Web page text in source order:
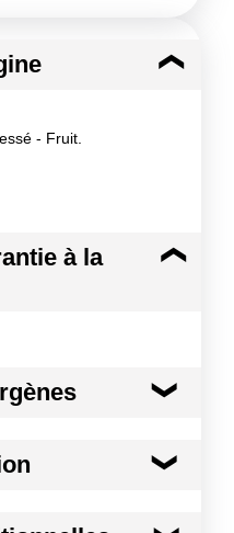
- Fruit.
à la
Origine Espagne.